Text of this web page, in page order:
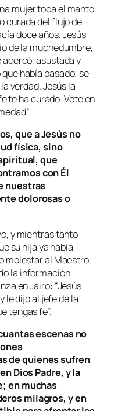
mujer toca el manto
curada del flujo de
doce años. Jesús
de la muchedumbre,
acercó, asustada y
había pasado; se
verdad. Jesús la
te ha curado. Vete en
.
que a Jesús no
física, sino
que
con Él
nuestras
dolorosas o
y mientras tanto
su hija ya había
molestar al Maestro,
la información
en Jairo: “Jesús
le dijo al jefe de la
tengas fe”.
escenas no
de quienes sufren
Dios Padre, y la
en muchas
milagros, y en